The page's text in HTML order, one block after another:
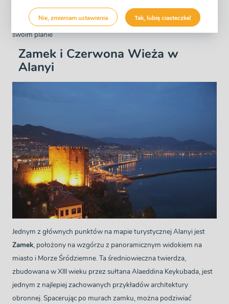
zaoferowania, warto zaplanować swoje zwiedzanie z
wyprzedzeniem. Oto kilka miejsc, które warto uwzględnić w
swoim planie
Zamek i Czerwona Wieża w
Alanyi
Jednym z głównych punktów na mapie turystycznej Alanyi jest
Zamek, położony na wzgórzu z panoramicznym widokiem na
miasto i Morze Śródziemne. Ta średniowieczna twierdza,
zbudowana w XIII wieku przez sułtana Alaeddina Keykubada, jest
jednym z najlepiej zachowanych przykładów architektury
obronnej. Spacerując po murach zamku, można podziwiać
Nie, zmieniam ustawienia Tak, lubię ciasteczka!